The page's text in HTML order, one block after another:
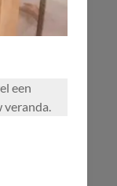
een
veranda.